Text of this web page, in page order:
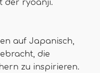
der ryoanji.
auf Japanisch,
die
zu inspirieren.